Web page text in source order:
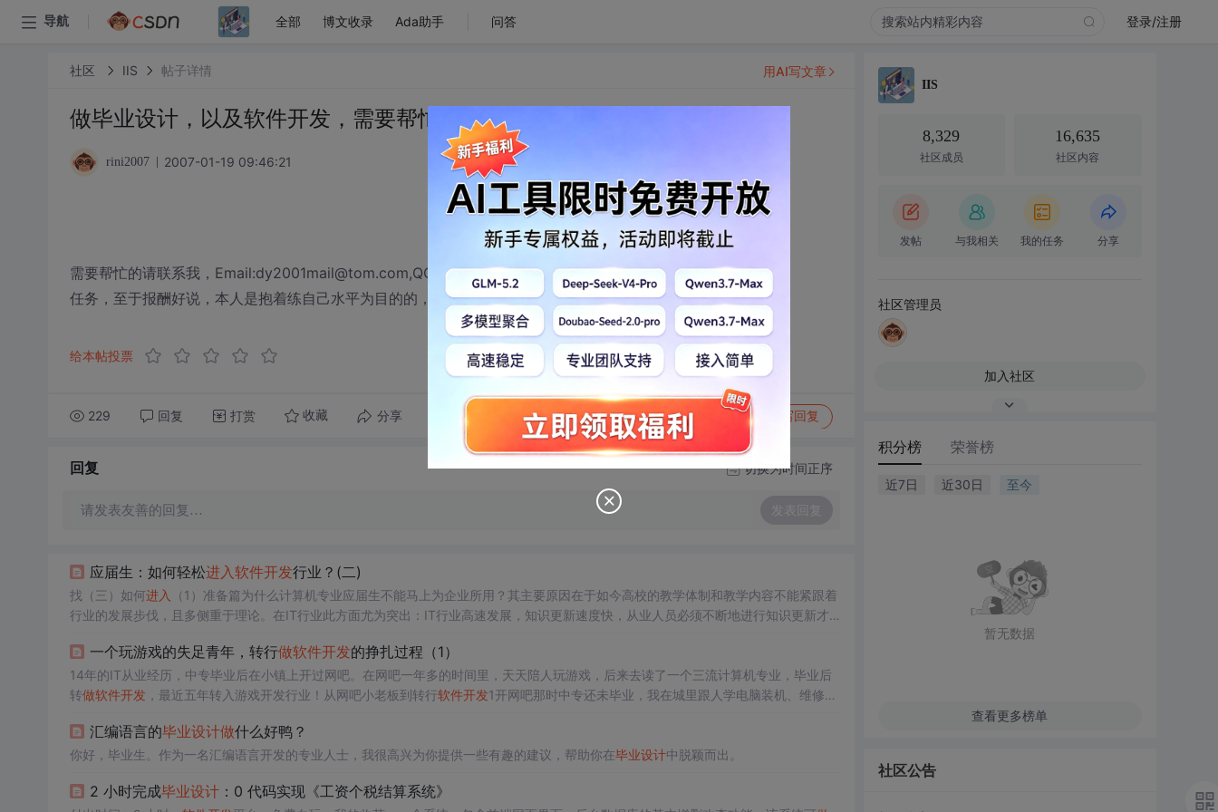
导航 全部 博文收录 Ada助手 问答 登录/注册
社区 IIS 帖子详情
做毕业设计，以及软件开发，需要帮忙的请进入！
rini2007 2007-01-19 09:46:21
需要帮忙的请联系我，Email:dy2001mail@tom.com,QQ:57768213.我可以根据你的需求来完成
任务，至于报酬好说，本人是抱着练自己水平为目的的，期待你光临......
给本帖投票
229 回复 打赏 收藏 分享 转发到动态 举报 写回复
用AI写文章
回复 切换为时间正序
请发表友善的回复… 发表回复
应届生：如何轻松进入软件开发行业？(二)
找（三）如何进入
（1）准备篇为什么计算机专业应届生不能马上为企业所用？其主要原因在于如今高校的教学体制和教学内容不能紧跟着
行业的发展步伐，且多侧重于理论。在IT行业此方面尤为突出：IT行业高速发展，知识更新速度快，从业人员必须不断地进行知识更新才
于实践经验。如何克服上
一个玩游戏的失足青年，转行做软件开发的挣扎过程（1）
14年的IT从业经历，中专毕业后在小镇上开过网吧。在网吧一年多的时间里，天天陪人玩游戏，后来去读了一个三流计算机专业，毕业后
转做软件开发，最近五年转入游戏开发行业！从网吧小老板到转行软件开发1开网吧那时中专还未毕业，我在城里跟人学电脑装机、维修。
我在网吧时，天天陪人打游戏，那...
汇编语言的毕业设计做什么好鸭？
你好，毕业生。作为一名汇编语言开发的专业人士，我很高兴为你提供一些有趣的建议，帮助你在毕业设计中脱颖而出。
2 小时完成毕业设计：0 代码实现《工资个税结算系统》
IIS
8,329
社区成员
16,635
社区内容
发帖 与我相关 我的任务 分享
社区管理员
加入社区
积分榜 荣誉榜
近7日 近30日 至今
暂无数据
查看更多榜单
社区公告